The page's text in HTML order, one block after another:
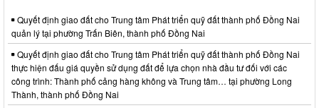
Quyết định giao đất cho Trung tâm Phát triển quỹ đất thành phố Đồng Nai
quản lý tại phường Trấn Biên, thành phố Đồng Nai
Quyết định giao đất cho Trung tâm Phát triển quỹ đất thành phố Đồng Nai
thực hiện đấu giá quyền sử dụng đất để lựa chọn nhà đầu tư đối với các
công trình: Thành phố cảng hàng không và Trung tâm… tại phường Long
Thành, thành phố Đồng Nai